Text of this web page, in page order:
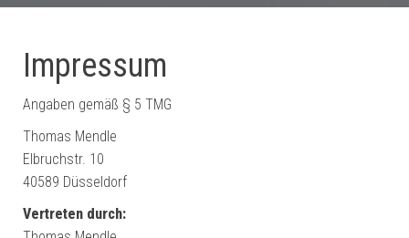
Impressum
Angaben gemäß § 5 TMG
Thomas Mendle
Elbruchstr. 10
40589 Düsseldorf
Vertreten durch: